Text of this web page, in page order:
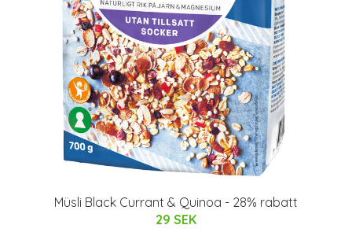
Müsli Black Currant & Quinoa - 28% rabatt
29 SEK